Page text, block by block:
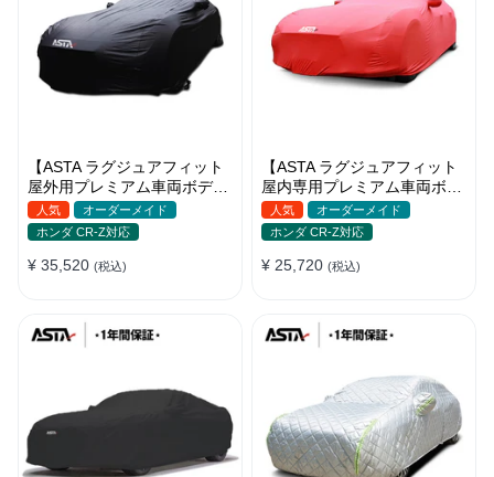
【ASTA ラグジュアフィット
屋外用プレミアム車両ボディ
カバー】PUレザー製 オーダ
ーメイド 高級感 裏起毛車カ
バー 強風対策
人気
オーダーメイド
ホンダ CR-Z対応
¥ 35,520 (税込)
【ASTA ラグジュアフィット
屋内専用プレミアム車両ボデ
ィカバー】オーダーメイド 最
高級生地 柔かい 裏起毛車カ
バー
人気
オーダーメイド
ホンダ CR-Z対応
¥ 25,720 (税込)